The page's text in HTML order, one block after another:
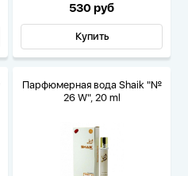
530 руб
Купить
Парфюмерная вода Shaik "№
26 W", 20 ml